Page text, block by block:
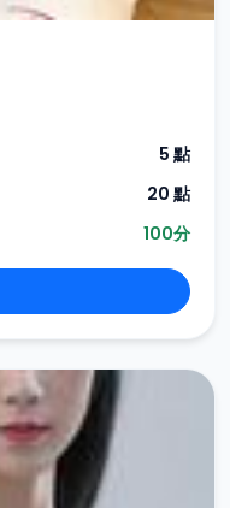
5 點
20 點
100分